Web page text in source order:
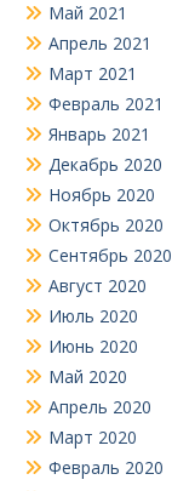
Май 2021
Апрель 2021
Март 2021
Февраль 2021
Январь 2021
Декабрь 2020
Ноябрь 2020
Октябрь 2020
Сентябрь 2020
Август 2020
Июль 2020
Июнь 2020
Май 2020
Апрель 2020
Март 2020
Февраль 2020